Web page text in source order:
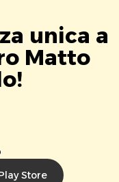
unica a
Matto
Store